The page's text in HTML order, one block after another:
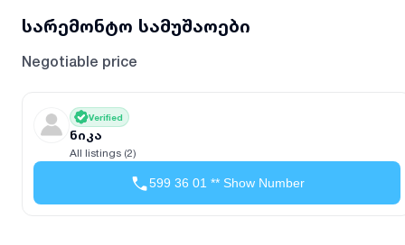
სარემონტო სამუშაოები
Negotiable price
Verified
ნიკა
All listings (2)
599 36 01 ** Show Number